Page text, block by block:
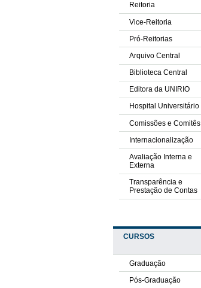
Reitoria
Vice-Reitoria
Pró-Reitorias
Arquivo Central
Biblioteca Central
Editora da UNIRIO
Hospital Universitário
Comissões e Comitês
Internacionalização
Avaliação Interna e
Externa
Transparência e
Prestação de Contas
CURSOS
Graduação
Pós-Graduação